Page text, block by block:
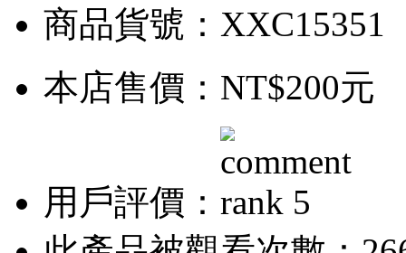
商品貨號：XXC15351
本店售價： NT$200元
用戶評價：